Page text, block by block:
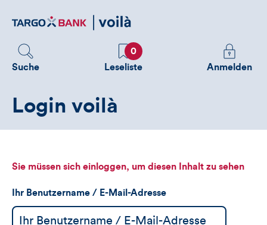
zum
Suche
Favoriten
0
Leseliste
Melden
Sie
sehen
Anmelden
Login voilà
Sie müssen sich einloggen, um diesen Inhalt zu sehen
Ihr Benutzername / E-Mail-Adresse